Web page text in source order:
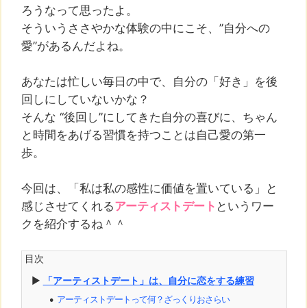
ろうなって思ったよ。
そういうささやかな体験の中にこそ、”自分への
愛”があるんだよね。
あなたは忙しい毎日の中で、自分の「好き」を後
回しにしていないかな？
そんな “後回し”にしてきた自分の喜びに、ちゃん
と時間をあげる習慣を持つことは自己愛の第一
歩。
今回は、「私は私の感性に価値を置いている」と
感じさせてくれるアーティストデート というワー
クを紹介するね＾＾
目次
▶︎
「アーティストデート」は、自分に恋をする練習
⚫︎ アーティストデートって何？ざっくりおさらい️